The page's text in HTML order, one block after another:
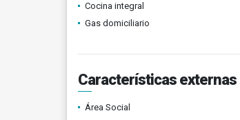
Cocina integral
Gas domiciliario
Características externas
Área Social